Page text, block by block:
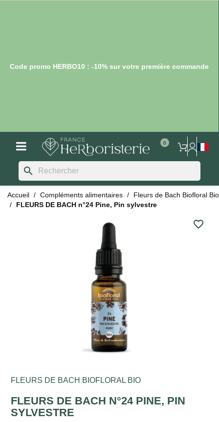
Code promo HERBO10 : -10% sur votre première commande
search
Accueil Compléments alimentaires
Fleurs de Bach Biofloral Bio
FLEURS DE BACH n°24 Pine, Pin sylvestre
favorite_border
FLEURS DE BACH BIOFLORAL BIO
FLEURS DE BACH N°24 PINE, PIN
SYLVESTRE